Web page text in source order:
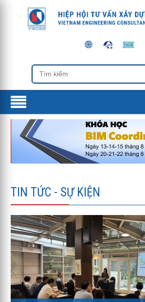
TIN TỨC - SỰ KIỆN